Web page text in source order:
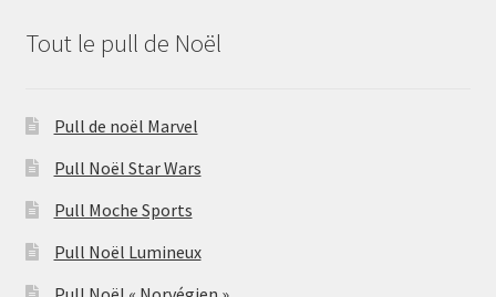
Tout le pull de Noël
Pull de noël Marvel
Pull Noël Star Wars
Pull Moche Sports
Pull Noël Lumineux